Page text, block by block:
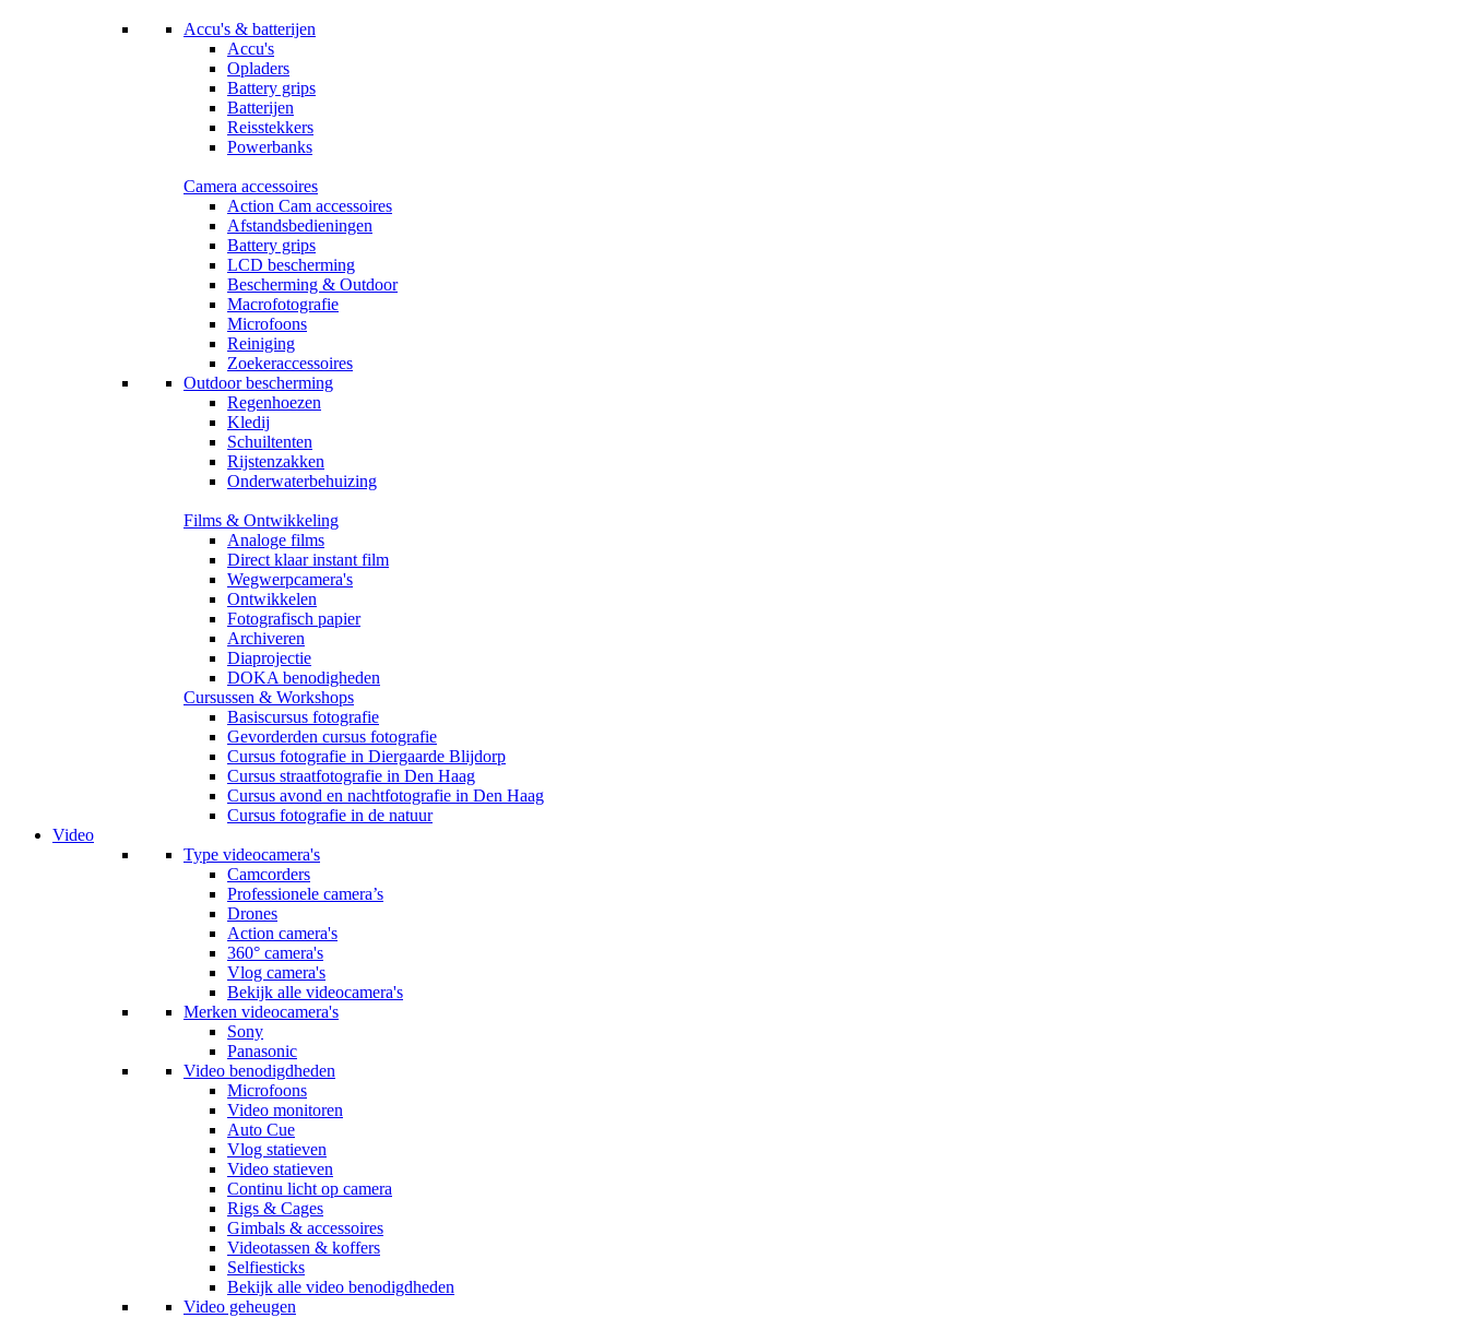
Accu's & batterijen
Accu's
Opladers
Battery grips
Batterijen
Reisstekkers
Powerbanks
Camera accessoires
Action Cam accessoires
Afstandsbedieningen
Battery grips
LCD bescherming
Bescherming & Outdoor
Macrofotografie
Microfoons
Reiniging
Zoekeraccessoires
Outdoor bescherming
Regenhoezen
Kledij
Schuiltenten
Rijstenzakken
Onderwaterbehuizing
Films & Ontwikkeling
Analoge films
Direct klaar instant film
Wegwerpcamera's
Ontwikkelen
Fotografisch papier
Archiveren
Diaprojectie
DOKA benodigheden
Cursussen & Workshops
Basiscursus fotografie
Gevorderden cursus fotografie
Cursus fotografie in Diergaarde Blijdorp
Cursus straatfotografie in Den Haag
Cursus avond en nachtfotografie in Den Haag
Cursus fotografie in de natuur
Video
Type videocamera's
Camcorders
Professionele camera’s
Drones
Action camera's
360° camera's
Vlog camera's
Bekijk alle videocamera's
Merken videocamera's
Sony
Panasonic
Video benodigdheden
Microfoons
Video monitoren
Auto Cue
Vlog statieven
Video statieven
Continu licht op camera
Rigs & Cages
Gimbals & accessoires
Videotassen & koffers
Selfiesticks
Bekijk alle video benodigdheden
Video geheugen